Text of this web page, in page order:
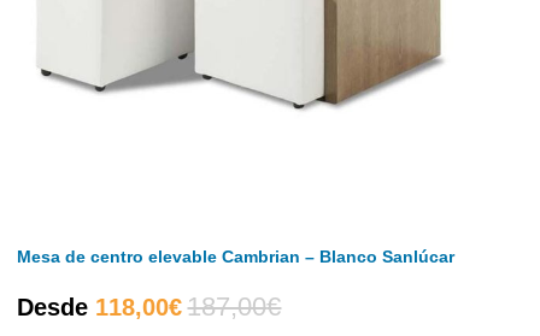
Mesa de centro elevable Cambrian – Blanco Sanlúcar
Desde 118,00€El
187,00€El